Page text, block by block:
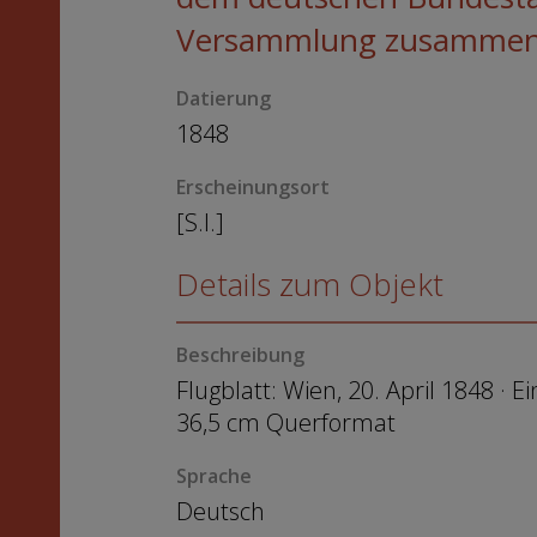
Versammlung
Datierung
1848
Erscheinungsort
[S.l.]
Details zum Objekt
Beschreibung
Flugblatt: Wien, 20. April 1848 ·
36,5 cm Querformat
Sprache
Deutsch